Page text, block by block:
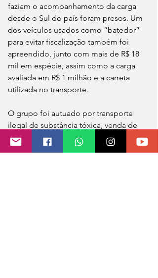
faziam o acompanhamento da carga
desde o Sul do país foram presos. Um
dos veículos usados como “batedor”
para evitar fiscalização também foi
apreendido, junto com mais de R$ 18
mil em espécie, assim como a carga
avaliada em R$ 1 milhão e a carreta
utilizada no transporte.
O grupo foi autuado por transporte
ilegal de substância tóxica, venda de
produto impróprio ao consumo e
associação criminosa. A Derfva deve